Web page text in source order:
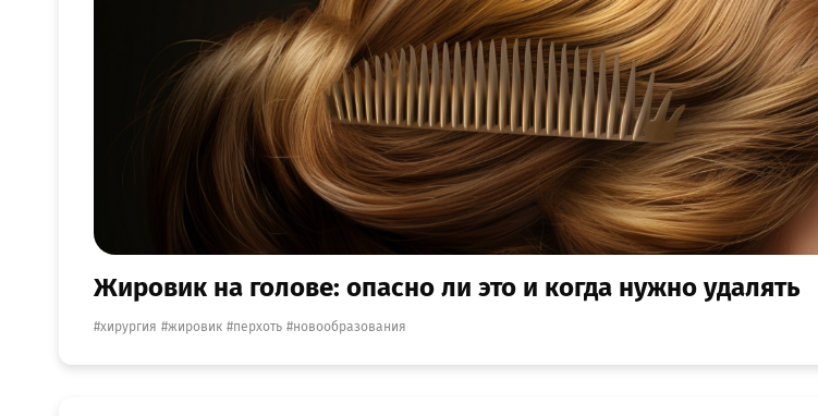
Жировик на голове: опасно ли это и когда нужно удалять
хирургия жировик перхоть новообразования